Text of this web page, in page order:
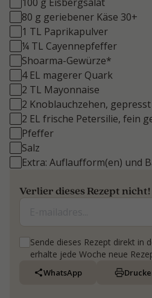
80 g geriebener Käse 30+
1 TL Paprikapulver
¼ TL Cayennepfeffer
Shoarma-Gewürze*
4 EL magerer Quark
2 TL Mayonnaise
2 Knoblauchzehen, gepresst
2 EL frische Petersilie, fein
Pfeffer
Salz
Extra: Auflaufform(en) und
Verlier dieses Rezept nicht!
Sende dieses Rezept direkt in
erhalte jede Woche neue
WhatsApp